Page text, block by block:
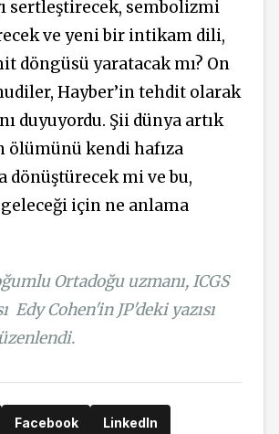
sertleştirecek, sembolizmi
ve yeni bir intikam dili,
döngüsü yaratacak mı? On
Hayber’in tehdit olarak
duyuyordu. Şii dünya artık
ölümünü kendi hafıza
dönüştürecek mi ve bu,
geleceği için ne anlama
Ortadoğu uzmanı, ICGS
Edy Cohen'in JP'deki yazısı
Facebook LinkedIn